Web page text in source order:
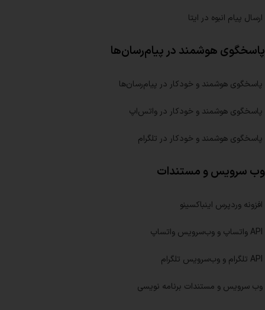
ارسال پیام انبوه در ایتا
پاسخگوی هوشمند در پیام‌رسان‌ها
پاسخگوی هوشمند و خودکار در پیام‌رسان‌ها
پاسخگوی هوشمند و خودکار در واتس‌اپ
پاسخگوی هوشمند و خودکار در تلگرام
وب سرویس و مستندات
افزونه وردپرس اینباکسینو
API واتساپ و وب‌سرویس واتساپ
API تلگرام و وب‌سرویس تلگرام
وب سرویس و مستندات برنامه نویسی